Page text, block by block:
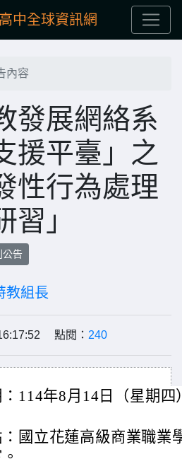
中全球資訊網
內容
發展網絡系
援平臺」之
性行為處理
習」
公告
教組長
點閱： 240
114年8月14日（星期四
國立花蓮高級商業職業